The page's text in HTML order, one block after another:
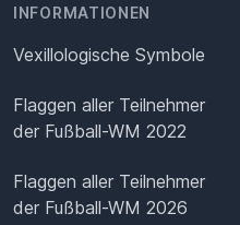
INFORMATIONEN
Vexillologische Symbole
Flaggen aller Teilnehmer
der Fußball-WM 2022
Flaggen aller Teilnehmer
der Fußball-WM 2026